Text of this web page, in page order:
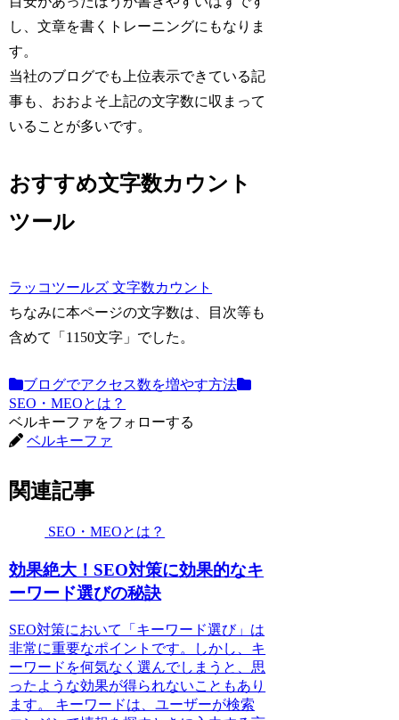
し、文章を書くトレーニングにもなりま
す。
当社のブログでも上位表示できている記
事も、おおよそ上記の文字数に収まって
いることが多いです。
おすすめ文字数カウント
ツール
ラッコツールズ 文字数カウント
ちなみに本ページの文字数は、目次等も
含めて「1150文字」でした。
ブログでアクセス数を増やす方法
SEO・MEOとは？
ベルキーファをフォローする
ベルキーファ
関連記事
SEO・MEOとは？
効果絶大！SEO対策に効果的なキ
ーワード選びの秘訣
SEO対策において「キーワード選び」は
非常に重要なポイントです。しかし、キ
ーワードを何気なく選んでしまうと、思
ったような効果が得られないこともあり
ます。 キーワードは、ユーザーが検索